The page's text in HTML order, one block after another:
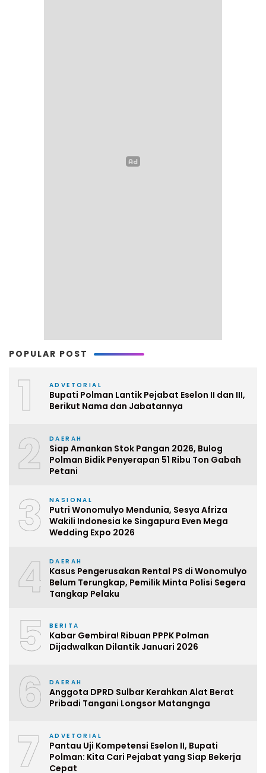
POPULAR POST
1 ADVETORIAL
Bupati Polman Lantik Pejabat Eselon II dan III,
Berikut Nama dan Jabatannya
2 DAERAH
Siap Amankan Stok Pangan 2026, Bulog
Polman Bidik Penyerapan 51 Ribu Ton Gabah
Petani
3 NASIONAL
Putri Wonomulyo Mendunia, Sesya Afriza
Wakili Indonesia ke Singapura Even Mega
Wedding Expo 2026
4 DAERAH
Kasus Pengerusakan Rental PS di Wonomulyo
Belum Terungkap, Pemilik Minta Polisi Segera
Tangkap Pelaku
5 BERITA
Kabar Gembira! Ribuan PPPK Polman
Dijadwalkan Dilantik Januari 2026
6 DAERAH
Anggota DPRD Sulbar Kerahkan Alat Berat
Pribadi Tangani Longsor Matangnga
7 ADVETORIAL
Pantau Uji Kompetensi Eselon II, Bupati
Polman: Kita Cari Pejabat yang Siap Bekerja
Cepat